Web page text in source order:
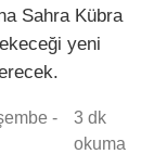
Sahra Kübra
yeni
-
3 dk
okuma